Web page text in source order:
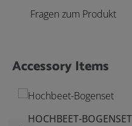
Fragen zum Produkt
Produktgalerie überspringen
Accessory Items
HOCHBEET-BOGENSET